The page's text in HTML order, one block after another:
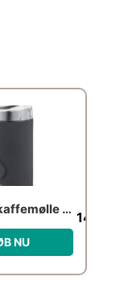
Conzept kaffemølle sort
Den
NU